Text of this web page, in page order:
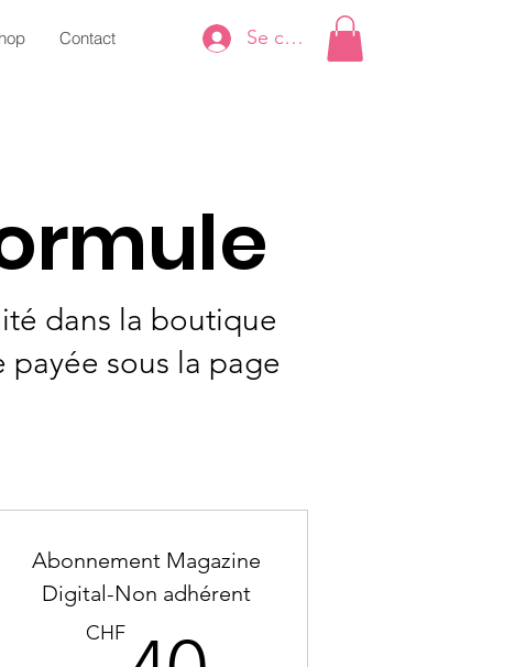
Contact Se connecter
dans la boutique
payée sous la page
Abonnement Magazine
Digital-Non adhérent
CHF